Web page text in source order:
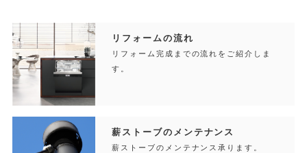
リフォームの流れ
リフォーム完成までの流れをご紹介しま
す。
薪ストーブのメンテナンス
薪ストーブのメンテナンス承ります。